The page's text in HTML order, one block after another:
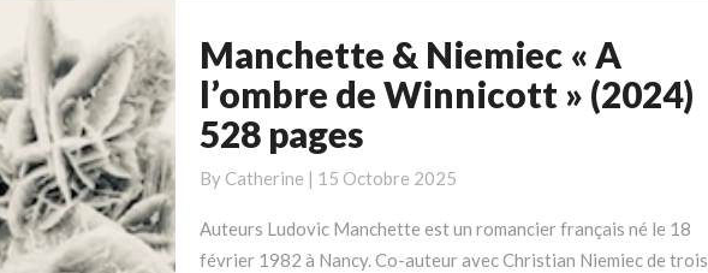
Manchette
&
Niemiec
« A
l’ombre
Winnicott »
(2024)
Manchette & Niemiec « A
l’ombre de Winnicott » (2024)
528 pages
By Catherine | 15 Octobre 2025
Auteurs Ludovic Manchette est un romancier français né le 18
février 1982 à Nancy. Co-auteur avec Christian Niemiec de trois